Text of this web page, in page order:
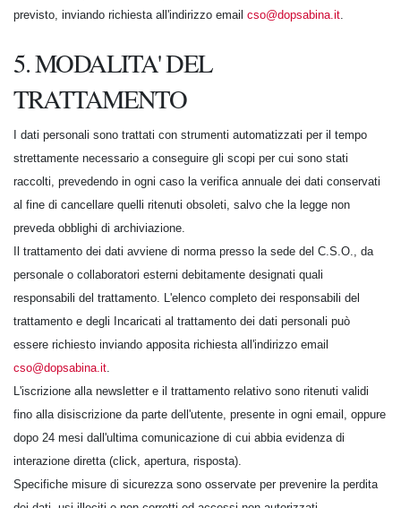
previsto, inviando richiesta all'indirizzo email cso@dopsabina.it.
5. MODALITA' DEL
TRATTAMENTO
I dati personali sono trattati con strumenti automatizzati per il tempo
strettamente necessario a conseguire gli scopi per cui sono stati
raccolti, prevedendo in ogni caso la verifica annuale dei dati conservati
al fine di cancellare quelli ritenuti obsoleti, salvo che la legge non
preveda obblighi di archiviazione.
Il trattamento dei dati avviene di norma presso la sede del C.S.O., da
personale o collaboratori esterni debitamente designati quali
responsabili del trattamento. L'elenco completo dei responsabili del
trattamento e degli Incaricati al trattamento dei dati personali può
essere richiesto inviando apposita richiesta all'indirizzo email
cso@dopsabina.it.
L'iscrizione alla newsletter e il trattamento relativo sono ritenuti validi
fino alla disiscrizione da parte dell'utente, presente in ogni email, oppure
dopo 24 mesi dall'ultima comunicazione di cui abbia evidenza di
interazione diretta (click, apertura, risposta).
Specifiche misure di sicurezza sono osservate per prevenire la perdita